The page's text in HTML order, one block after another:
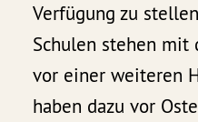
Verfügung zu
Schulen stehen
vor einer weiteren
haben dazu vor